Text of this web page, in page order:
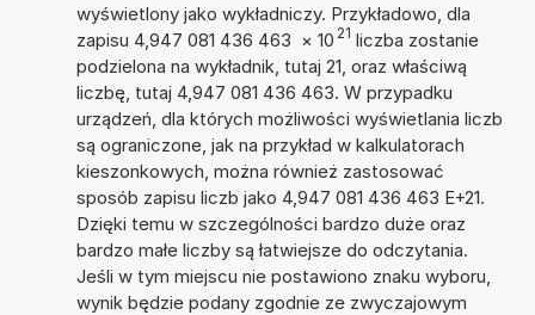
wyświetlony jako wykładniczy. Przykładowo, dla
zapisu 4,947 081 436 463 × 10 21 liczba zostanie
podzielona na wykładnik, tutaj 21, oraz właściwą
liczbę, tutaj 4,947 081 436 463. W przypadku
urządzeń, dla których możliwości wyświetlania liczb
są ograniczone, jak na przykład w kalkulatorach
kieszonkowych, można również zastosować
sposób zapisu liczb jako 4,947 081 436 463 E+21.
Dzięki temu w szczególności bardzo duże oraz
bardzo małe liczby są łatwiejsze do odczytania.
Jeśli w tym miejscu nie postawiono znaku wyboru,
wynik będzie podany zgodnie ze zwyczajowym